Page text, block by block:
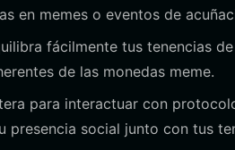
en memes o eventos de
fácilmente tus tenencias
de las monedas meme.
para interactuar con
presencia social junto con tus